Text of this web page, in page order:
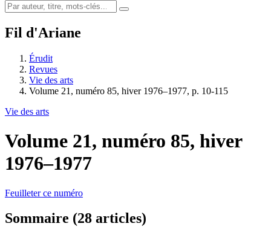
Fil d'Ariane
Érudit
Revues
Vie des arts
Volume 21, numéro 85, hiver 1976–1977, p. 10-115
Vie des arts
Volume 21, numéro 85, hiver
1976–1977
Feuilleter ce numéro
Sommaire (28 articles)